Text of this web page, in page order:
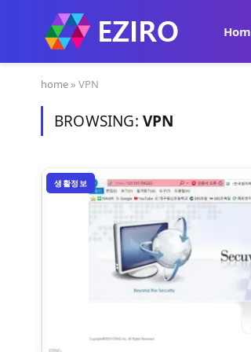
home » VPN
BROWSING: VPN
생활정보